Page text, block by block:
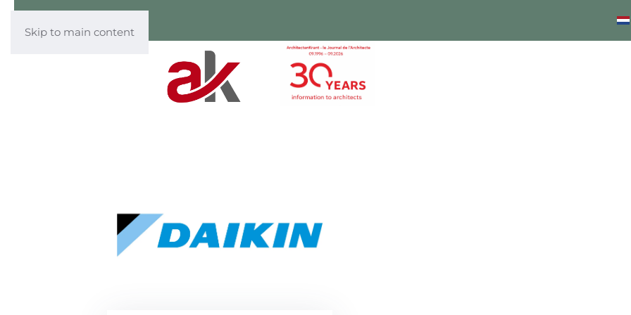
Skip to main content